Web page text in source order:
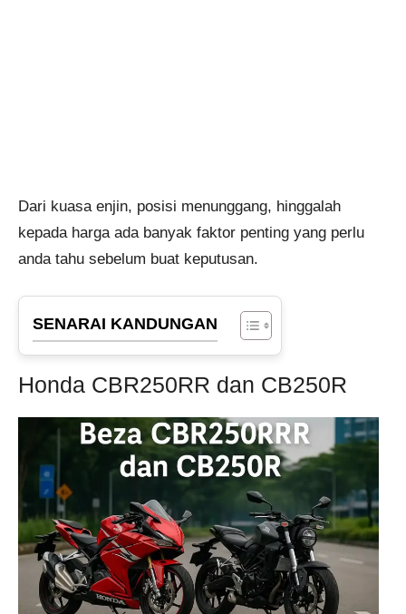
Dari kuasa enjin, posisi menunggang, hinggalah
kepada harga ada banyak faktor penting yang perlu
anda tahu sebelum buat keputusan.
SENARAI KANDUNGAN
Honda CBR250RR dan CB250R